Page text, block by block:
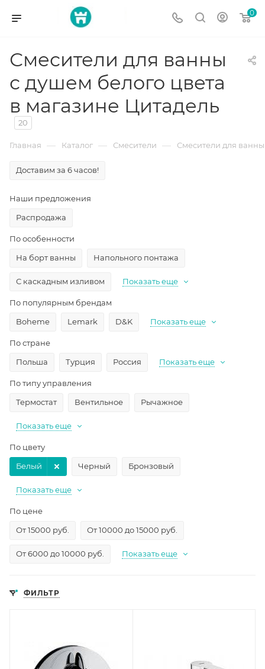
0
Смесители для ванны
с душем белого цвета
в магазине Цитадель
20
Главная — Каталог — Смесители — Смесители для
Доставим за 6 часов!
Наши предложения
Распродажа
По особенности
На борт ванны
Напольного понтажа
С каскадным изливом Показать еще
По популярным брендам
Boheme
Lemark D&K Показать еще
По стране
Польша
Турция Россия Показать еще
По типу управления
Термостат
Вентильное Рычажное
Показать еще
По цвету
Черный
Белый Бронзовый
Показать еще
По цене
От 15000 руб.
От 10000 до 15000 руб.
От 6000 до 10000 руб. Показать еще
ФИЛЬТР